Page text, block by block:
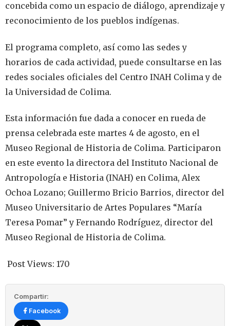
concebida como un espacio de diálogo, aprendizaje y
reconocimiento de los pueblos indígenas.
El programa completo, así como las sedes y
horarios de cada actividad, puede consultarse en las
redes sociales oficiales del Centro INAH Colima y de
la Universidad de Colima.
Esta información fue dada a conocer en rueda de
prensa celebrada este martes 4 de agosto, en el
Museo Regional de Historia de Colima. Participaron
en este evento la directora del Instituto Nacional de
Antropología e Historia (INAH) en Colima, Alex
Ochoa Lozano; Guillermo Bricio Barrios, director del
Museo Universitario de Artes Populares “María
Teresa Pomar” y Fernando Rodríguez, director del
Museo Regional de Historia de Colima.
Post Views: 170
Compartir:
Facebook